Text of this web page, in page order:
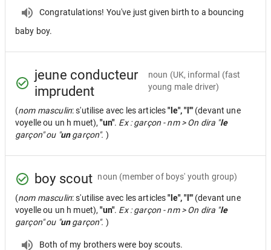
Congratulations! You've just given birth to a bouncing
baby boy.
jeune conducteur
imprudent
noun (UK, informal (fast
young male driver)
(nom masculin: s'utilise avec les articles"le", "l'" (devant une
voyelle ou un h muet),"un". Ex : garçon - nm > On dira "le
garçon" ou "ungarçon". )
boy scout noun (member of boys' youth group)
(nom masculin: s'utilise avec les articles"le", "l'" (devant une
voyelle ou un h muet),"un". Ex : garçon - nm > On dira "le
garçon" ou "ungarçon". )
Both of my brothers were boy scouts.